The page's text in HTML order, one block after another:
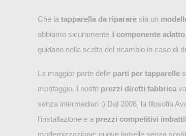
Che la tapparella da riparare sia un
abbiamo sicuramente il componente adatto
guidano nella scelta del ricambio in caso di
La maggior parte delle parti per tapparelle
montaggio. I nostri prezzi diretti fabbrica
senza intermediari :) Dal 2008, la filosofia
l’installazione e a prezzi competitivi
modernizzazione: nuove lamelle senza